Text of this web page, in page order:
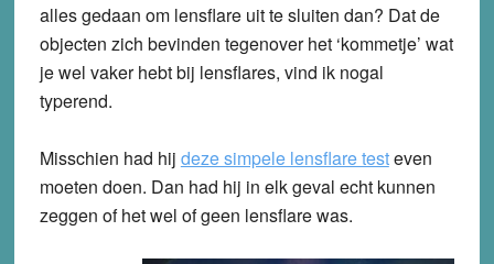
alles gedaan om lensflare uit te sluiten dan? Dat de
objecten zich bevinden tegenover het ‘kommetje’ wat
je wel vaker hebt bij lensflares, vind ik nogal
typerend.
Misschien had hij deze simpele lensflare testeven
moeten doen. Dan had hij in elk geval echt kunnen
zeggen of het wel of geen lensflare was.